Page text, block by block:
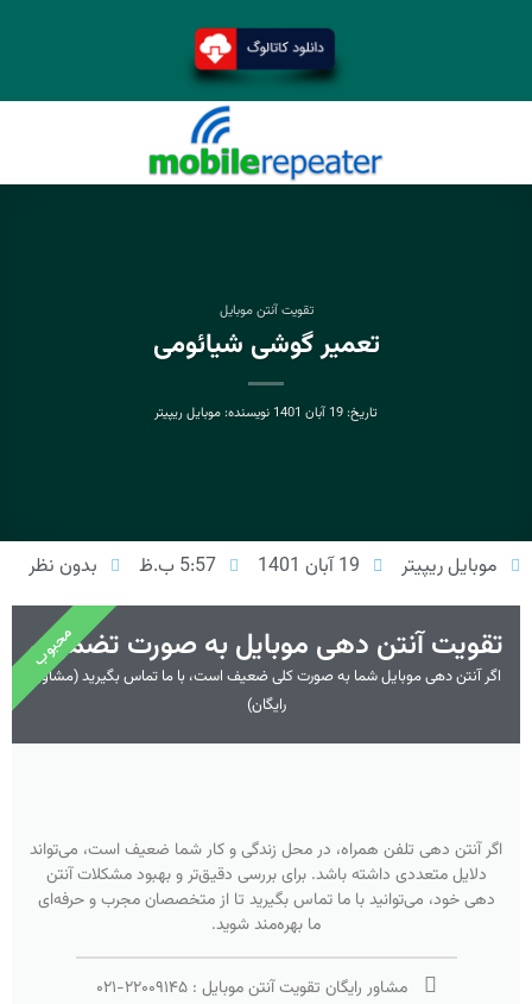
تقویت آنتن موبایل
تعمیر گوشی شیائومی
تاریخ:19 آبان 1401 نویسنده:موبایل ریپیتر
موبایل ریپیتر 19 آبان 1401 5:57 ب.ظ بدون نظر
تقویت آنتن دهی موبایل به صورت تضمینی
اگر آنتن دهی موبایل شما به صورت کلی ضعیف است، با ما تماس بگیرید (مشاوره
رایگان)
اگر آنتن دهی تلفن همراه، در محل زندگی و کار شما ضعیف است، می‌تواند
دلایل متعددی داشته باشد. برای بررسی دقیق‌تر و بهبود مشکلات آنتن
دهی خود، می‌توانید با ما تماس بگیرید تا از متخصصان مجرب و حرفه‌ای
ما بهره‌مند شوید.
مشاور رایگان تقویت آنتن موبایل :۲۲۰۰۹۱۴۵-۰۲۱
محبوب